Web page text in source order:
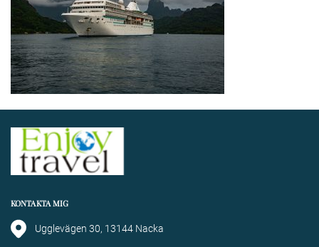
KONTAKTA MIG
Ugglevägen 30, 13144 Nacka